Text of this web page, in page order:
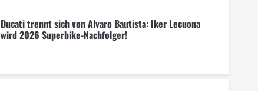
Ducati trennt sich von Alvaro Bautista: Iker Lecuona
wird 2026 Superbike-Nachfolger!